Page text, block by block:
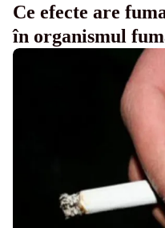
Ce efecte are
în organismul